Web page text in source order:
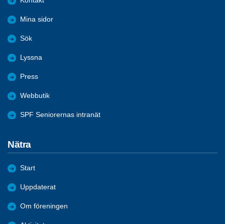
Mina sidor
Sök
Lyssna
Press
Webbutik
SPF Seniorernas intranät
Nätra
Start
Uppdaterat
Om föreningen